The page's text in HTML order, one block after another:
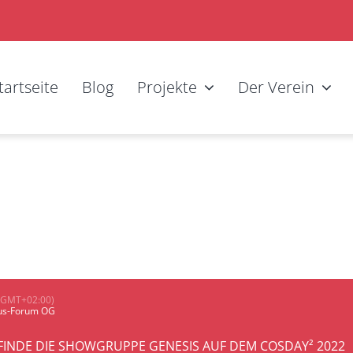
Blog Projekte Der Verein
Forum OG
DIE SHOWGRUPPE GENESIS AUF DEM COSDAY² 2022